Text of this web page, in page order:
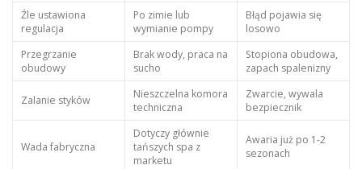
Źle ustawiona
regulacja
Po zimie lub
wymianie pompy
Błąd pojawia się
losowo
Przegrzanie
obudowy
Brak wody, praca na
sucho
Stopiona obudowa,
zapach spalenizny
Zalanie styków
Nieszczelna komora
techniczna
Zwarcie, wywala
bezpiecznik
Wada fabryczna
Dotyczy głównie
tańszych spa z
marketu
Awaria już po 1-2
sezonach